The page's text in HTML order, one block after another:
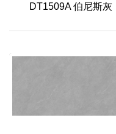
DT1509A 伯尼斯灰